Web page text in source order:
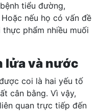
tiểu đường,
nếu họ có vấn đề
phẩm nhiều muối
lửa và nước
coi là hai yếu tố
cân bằng. Vì vậy,
quan trực tiếp đến